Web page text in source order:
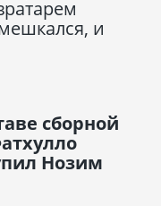
и
сборной
Нозим